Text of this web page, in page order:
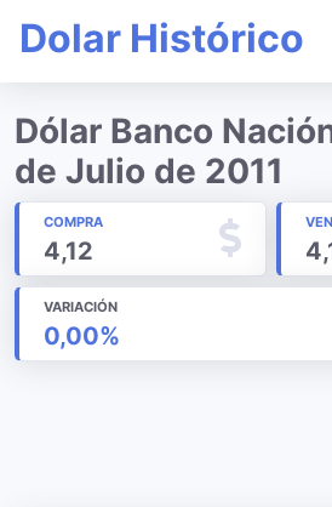
Dolar Histórico
Dólar Banco
de Julio de 2011
COMPRA
4,12
VARIACIÓN
0,00%